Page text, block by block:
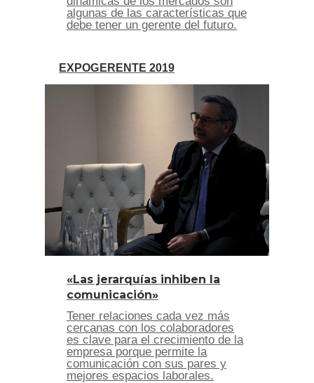
algunas de las características que
debe tener un gerente del futuro.
EXPOGERENTE 2019
«Las jerarquías inhiben la
comunicación»
Tener relaciones cada vez más
cercanas con los colaboradores
es clave para el crecimiento de la
empresa porque permite la
comunicación con sus pares y
mejores espacios laborales.